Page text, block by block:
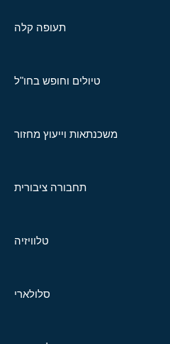
תעופה קלה
טיולים וחופש בחו"ל
משכנתאות וייעוץ מחזור
תחבורה ציבורית
טלוויזיה
סלולארי